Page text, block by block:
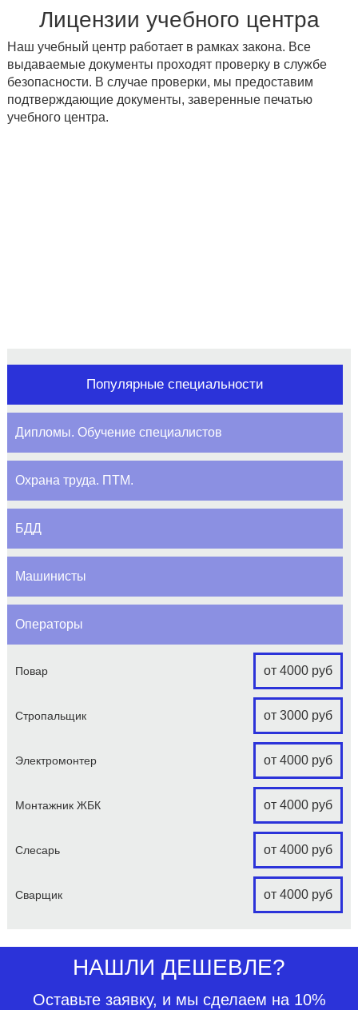
Лицензии учебного центра
Наш учебный центр работает в рамках закона. Все
выдаваемые документы проходят проверку в службе
безопасности. В случае проверки, мы предоставим
подтверждающие документы, заверенные печатью
учебного центра.
Популярные специальности
Дипломы. Обучение специалистов
Охрана труда. ПТМ.
БДД
Машинисты
Операторы
Повар от 4000 руб
Стропальщик от 3000 руб
Электромонтер от 4000 руб
Монтажник ЖБК от 4000 руб
Слесарь от 4000 руб
Сварщик от 4000 руб
НАШЛИ ДЕШЕВЛЕ?
Оставьте заявку, и мы сделаем на 10%